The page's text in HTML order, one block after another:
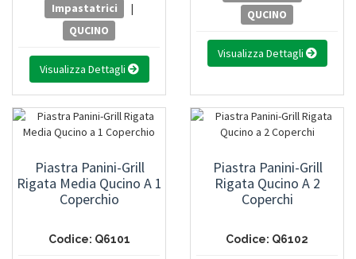
Impastatrici
|
QUCINO
Visualizza Dettagli
QUCINO
Visualizza Dettagli
Piastra Panini-Grill
Rigata Media Qucino A 1
Coperchio
Codice: Q6101
Piastra Panini-Grill
Rigata Qucino A 2
Coperchi
Codice: Q6102